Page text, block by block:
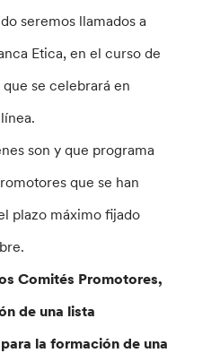
seremos llamados a
Etica, en el curso de
se celebrará en
son y que programa
que se han
plazo máximo fijado
Comités Promotores,
de una lista
la formación de una